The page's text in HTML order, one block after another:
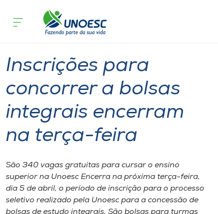
Cursos
Atendimento ao Estudante
Portal de Ensino
A
Unoesc
Internacionalização
Inscrições para
concorrer a bolsas
integrais encerram
na terça-feira
São 340 vagas gratuitas para cursar o ensino
superior na Unoesc Encerra na próxima terça-feira,
dia 5 de abril, o período de inscrição para o processo
seletivo realizado pela Unoesc para a concessão de
bolsas de estudo integrais. São bolsas para turmas